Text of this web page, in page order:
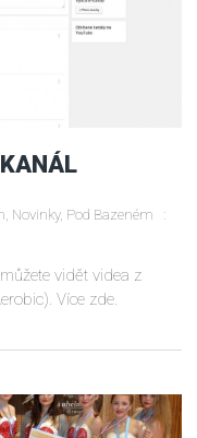
, Novinky, Pod Bazeném
vidět videa z
Více zde.